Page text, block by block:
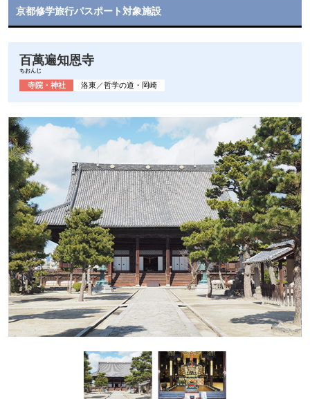
京都修学旅行パスポート対象施設
百萬遍知恩寺
ちおんじ
寺院・神社 洛東／哲学の道・岡崎